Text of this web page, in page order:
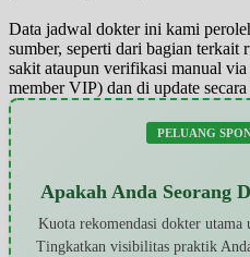
Data jadwal dokter ini kami
sumber, seperti dari bagian terkait
sakit ataupun verifikasi manual
member VIP) dan di update
PELUANG
Apakah Anda Seorang
Kuota rekomendasi dokter
Tingkatkan visibilitas praktik